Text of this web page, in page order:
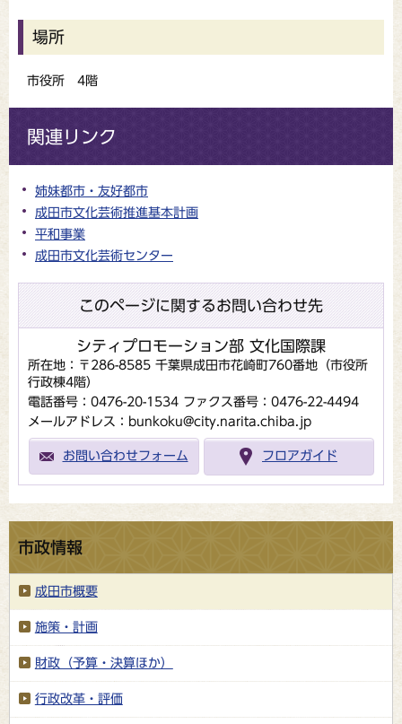
場所
市役所 4階
関連リンク
姉妹都市・友好都市
成田市文化芸術推進基本計画
平和事業
成田市文化芸術センター
このページに関するお問い合わせ先
シティプロモーション部 文化国際課
所在地：〒286-8585 千葉県成田市花崎町760番地（市役所
行政棟4階）
電話番号：0476-20-1534 ファクス番号：0476-22-4494
メールアドレス：bunkoku@city.narita.chiba.jp
お問い合わせフォーム フロアガイド
市政情報
成田市概要
施策・計画
財政（予算・決算ほか）
行政改革・評価